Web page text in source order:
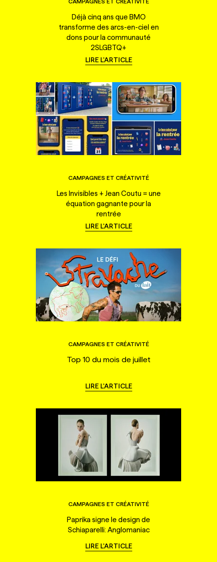
CAMPAGNES ET CRÉATIVITÉ
Déjà cinq ans que BMO
transforme des arcs-en-ciel en
dons pour la communauté
2SLGBTQ+
LIRE L'ARTICLE
CAMPAGNES ET CRÉATIVITÉ
Les Invisibles + Jean Coutu = une
équation gagnante pour la
rentrée
LIRE L'ARTICLE
CAMPAGNES ET CRÉATIVITÉ
Top 10 du mois de juillet
LIRE L'ARTICLE
CAMPAGNES ET CRÉATIVITÉ
Paprika signe le design de
Schiaparelli: Anglomaniac
LIRE L'ARTICLE